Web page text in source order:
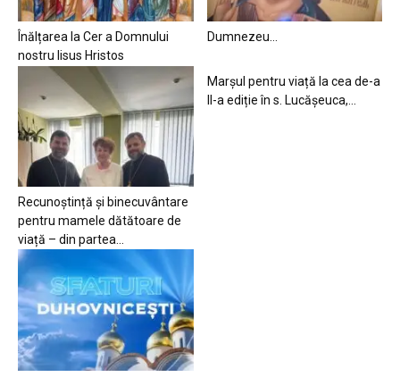
Înălțarea la Cer a Domnului
nostru Iisus Hristos
Dumnezeu…
Recunoștință și binecuvântare
pentru mamele dătătoare de
viață – din partea...
Marșul pentru viață la cea de-a
II-a ediție în s. Lucășeuca,...